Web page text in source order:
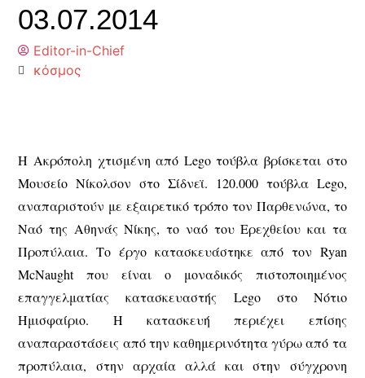
03.07.2014
Editor-in-Chief
κόσμος
Η Ακρόπολη χτισμένη από Lego τούβλα βρίσκεται στο
Μουσείο Νίκολσον στο Σίδνεϊ. 120.000 τούβλα Lego,
αναπαριστούν με εξαιρετικό τρόπο τον Παρθενώνα, το
Ναό της Αθηνάς Νίκης, το ναό του Ερεχθείου και τα
Προπύλαια. Το έργο κατασκευάστηκε από τον Ryan
McNaught που είναι ο μοναδικός πιστοποιημένος
επαγγελματίας κατασκευαστής Lego στο Νότιο
Ημισφαίριο. Η κατασκευή περιέχει επίσης
αναπαραστάσεις από την καθημερινότητα γύρω από τα
προπύλαια, στην αρχαία αλλά και στην σύγχρονη